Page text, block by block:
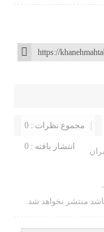
مجموع نظرات : 0
انتشار یافته : 0
منتشر نخواهد شد.